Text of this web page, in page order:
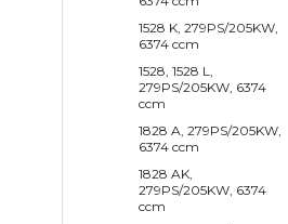
1528 K, 279PS/205KW,
6374 ccm
1528, 1528 L,
279PS/205KW, 6374
ccm
1828 A, 279PS/205KW,
6374 ccm
1828 AK,
279PS/205KW, 6374
ccm